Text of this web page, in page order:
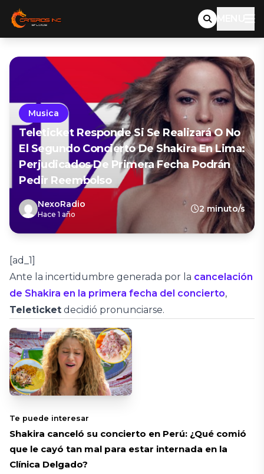
MENU
Musica
Teleticket Responde Si Se Realizará O No
El Segundo Concierto De Shakira En Lima:
Perjudicados De Primera Fecha Podrán
Pedir Reembolso
NexoRadio
Hace 1 año
2 minuto/s
[ad_1]
Ante la incertidumbre generada por la cancelación
de Shakira en la primera fecha del concierto,
Teleticket decidió pronunciarse.
Te puede interesar
Shakira canceló su concierto en Perú: ¿Qué comió
que le cayó tan mal para estar internada en la
Clínica Delgado?